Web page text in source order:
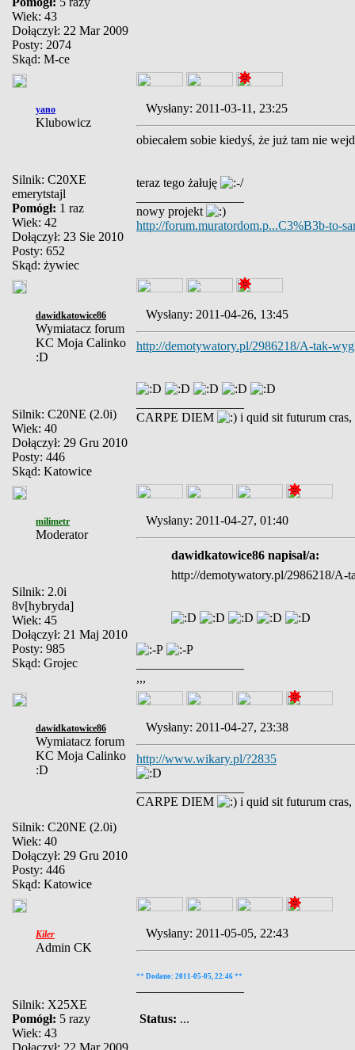
Wiek: 43
Dołączył: 22 Mar 2009
Posty: 2074
Skąd: M-ce
yano
Klubowicz
Silnik: C20XE
emerytstajl
Pomógł: 1 raz
Wiek: 42
Dołączył: 23 Sie 2010
Posty: 652
Skąd: żywiec
Wysłany: 2011-03-11, 23:25
obiecałem sobie kiedyś, że już tam nie
teraz tego żałuję
nowy projekt
http://forum.muratordom.p...C3%B3b-to-
dawidkatowice86
Wymiatacz forum
KC Moja Calinko
:D
Silnik: C20NE (2.0i)
Wiek: 40
Dołączył: 29 Gru 2010
Posty: 446
Skąd: Katowice
Wysłany: 2011-04-26, 13:45
http://demotywatory.pl/2986218/A-tak-
CARPE DIEM
i quid sit futurum
milimetr
Moderator
Silnik: 2.0i
8v[hybryda]
Wiek: 45
Dołączył: 21 Maj 2010
Posty: 985
Skąd: Grojec
Wysłany: 2011-04-27, 01:40
dawidkatowice86 napisał/a:
http://demotywatory.pl/2986218/A-
,,,
dawidkatowice86
Wymiatacz forum
KC Moja Calinko
:D
Silnik: C20NE (2.0i)
Wiek: 40
Dołączył: 29 Gru 2010
Posty: 446
Skąd: Katowice
Wysłany: 2011-04-27, 23:38
http://www.wikary.pl/?2835
CARPE DIEM
i quid sit futurum
Kiler
Admin CK
Silnik: X25XE
Pomógł: 5 razy
Wiek: 43
Dołączył: 22 Mar 2009
Wysłany: 2011-05-05, 22:43
** Dodano: 2011-05-05, 22:46 **
Status: ...